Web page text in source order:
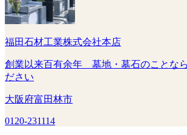
福田石材工業株式会社本店
創業以来百有余年 墓地・墓石のことな
ださい
大阪府富田林市
0120-231114